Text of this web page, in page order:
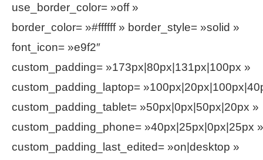
use_border_color= »off »
border_color= »#ffffff » border_style= »solid »
font_icon= »e9f2″
custom_padding= »173px|80px|131px|100px »
custom_padding_laptop=
custom_padding_tablet= »50px|0px|50px|20px »
custom_padding_phone= »40px|25px|0px|25px »
custom_padding_last_edited= »on|desktop »